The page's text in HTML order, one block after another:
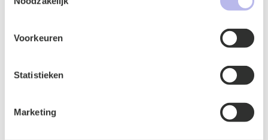
Voorkeuren
Statistieken
Marketing